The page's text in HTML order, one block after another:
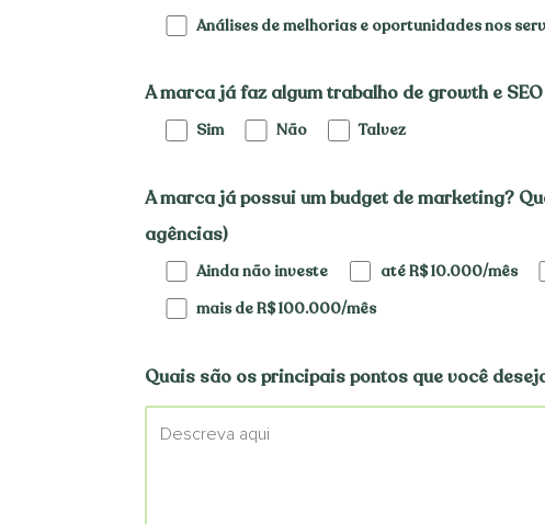
Análises de melhorias e oportunidades nos
A marca já faz algum trabalho de growth e
Sim Não Talvez
A marca já possui um budget de marketing?
agências)
Ainda não investe até R$ 10.000/mês
mais de R$ 100.000/mês
Quais são os principais pontos que você